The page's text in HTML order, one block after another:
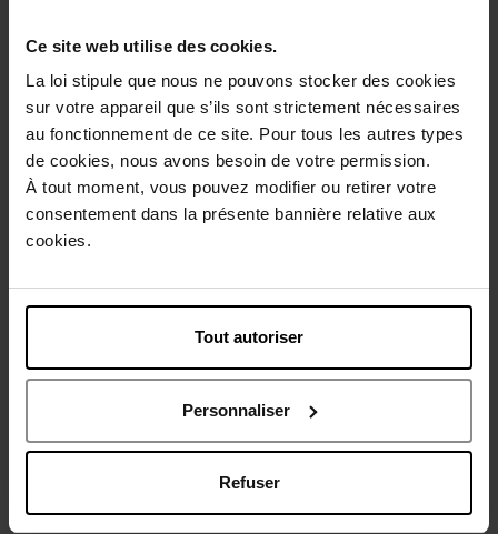
Ce site web utilise des cookies.
La loi stipule que nous ne pouvons stocker des cookies
sur votre appareil que s’ils sont strictement nécessaires
au fonctionnement de ce site. Pour tous les autres types
de cookies, nous avons besoin de votre permission.
À tout moment, vous pouvez modifier ou retirer votre
consentement dans la présente bannière relative aux
cookies.
Tout autoriser
Personnaliser
Refuser
Description
Conseil d'utilisation
Caractéristiques
Vous aimerez peut-être